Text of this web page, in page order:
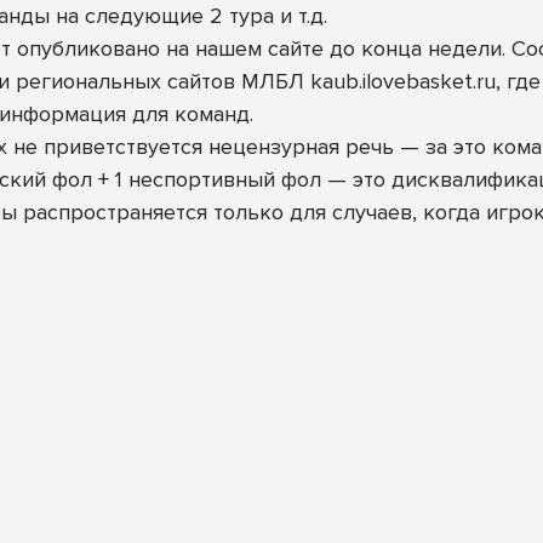
на следующие 2 тура и т.д.
опубликовано на нашем сайте до конца недели.
региональных сайтов МЛБЛ kaub.ilovebasket.ru,
информация для команд.
приветствуется нецензурная речь — за это
фол + 1 неспортивный фол — это
только для случаев, когда